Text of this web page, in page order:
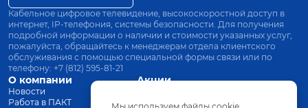
О компании
Новости
Работа в ПАКТ
Акции
Оплата
Кабельное цифровое телевидение, высокоскоростной доступ в
интернет, IP-телефония, системы безопасности. Для получения
подробной информации о наличии и стоимости указанных услуг,
пожалуйста, обращайтесь к менеджерам отдела клиентского
обслуживания с помощью специальной формы связи или по
телефону: +7 (812) 595-81-21